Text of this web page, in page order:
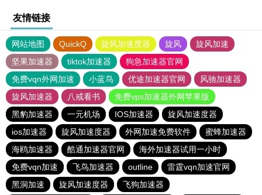
友情链接
网站地图 QuickQ 旋风加速度器 旋风
旋风加速
坚果加速器
tiktok加速器
狗急加速器官网
免费vqn外网加速
小蓝鸟 优途加速器官网
风驰加速器
旋风加速器
八戒看书
免费vps加速器外网苹果版
黑豹加速器
一元机场 IOS加速器
旋风加速度器
ios加速器
旋风加速度器 外网加速免费软件
蜜蜂加速器
海鸥加速器
酷通加速器官网
海外加速器试用一小时
免费vqn加速
飞鸟加速器 outline
雷霆vqn加速官网
黑洞加速
旋风加速度器 飞狗加速器